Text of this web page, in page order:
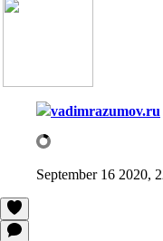
vadimrazumov.ru
September 16 2020,